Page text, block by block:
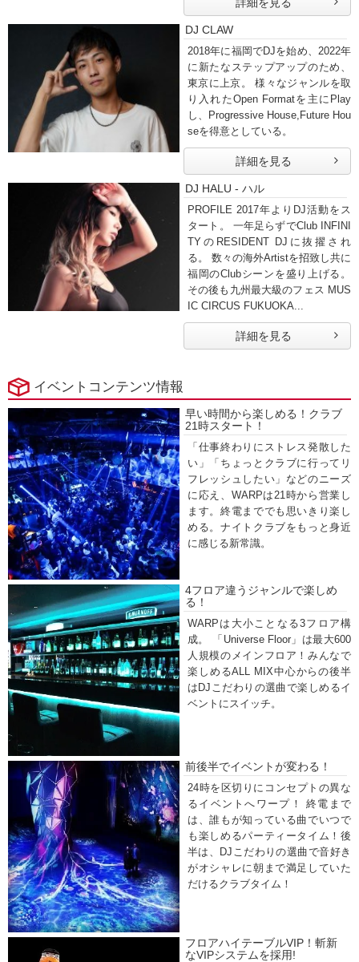
DJ CLAW
2018年に福岡でDJを始め、2022年
に新たなステップアップのため、
東京に上京。 様々なジャンルを取
り入れたOpen Formatを主にPlay
し、Progressive House,Future Hou
seを得意としている。
詳細を見る
DJ HALU - ハル
PROFILE 2017年よりDJ活動をス
タート。 一年足らずでClub INFINI
TYのRESIDENT DJに抜擢され
る。 数々の海外Artistを招致し共に
福岡のClubシーンを盛り上げる。
その後も九州最大級のフェス MUS
IC CIRCUS FUKUOKA...
詳細を見る
イベントコンテンツ情報
早い時間から楽しめる！クラブ
21時スタート！
「仕事終わりにストレス発散した
い」「ちょっとクラブに行ってリ
フレッシュしたい」などのニーズ
に応え、WARPは21時から営業し
ます。終電まででも思いきり楽し
める。ナイトクラブをもっと身近
に感じる新常識。
4フロア違うジャンルで楽しめ
る！
WARPは大小ことなる3フロア構
成。 「Universe Floor」は最大600
人規模のメインフロア！みんなで
楽しめるALL MIX中心からの後半
はDJこだわりの選曲で楽しめるイ
ベントにスイッチ。
前後半でイベントが変わる！
24時を区切りにコンセプトの異な
るイベントへワープ！ 終電まで
は、誰もが知っている曲でいつで
も楽しめるパーティータイム！後
半は、DJこだわりの選曲で音好き
がオシャレに朝まで満足していた
だけるクラブタイム！
フロアハイテーブルVIP！斬新
なVIPシステムを採用!